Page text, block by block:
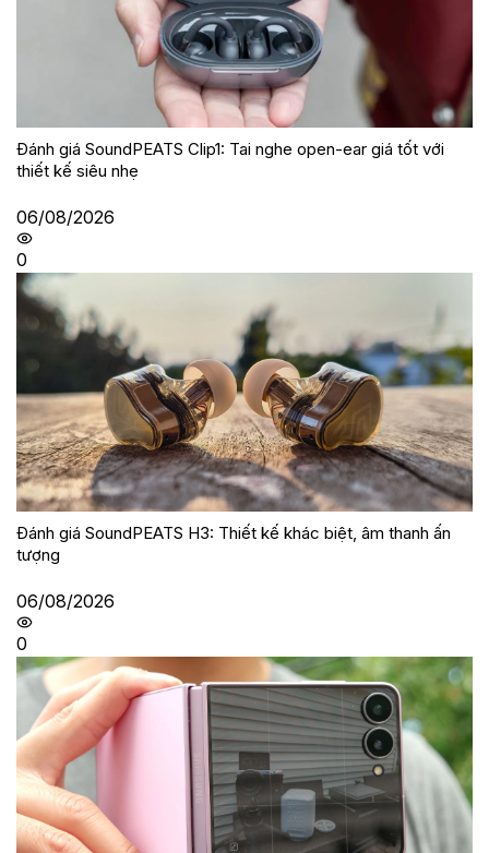
Đánh giá SoundPEATS Clip1: Tai nghe open-ear giá tốt với
thiết kế siêu nhẹ
06/08/2026
0
Đánh giá SoundPEATS H3: Thiết kế khác biệt, âm thanh ấn
tượng
06/08/2026
0